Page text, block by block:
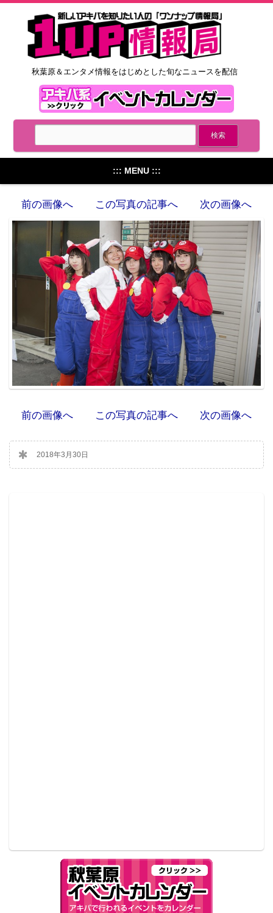
秋葉原＆エンタメ情報をはじめとした旬なニュースを配信
::: MENU :::
前の画像へ この写真の記事へ 次の画像へ
前の画像へ この写真の記事へ 次の画像へ
2018年3月30日